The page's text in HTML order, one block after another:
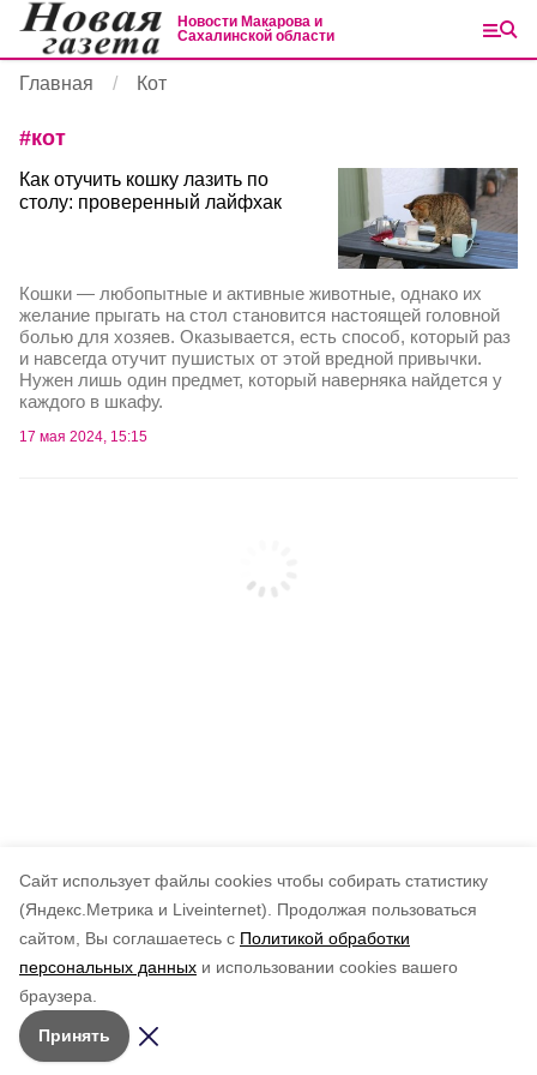
Cайт использует файлы cookies чтобы собирать статистику
(Яндекс.Метрика и Liveinternet).
Продолжая пользоваться
сайтом, Вы соглашаетесь с Политикой обработки
персональных данных и использовании cookies вашего
браузера.
Принять
Новости Макарова и
Сахалинской области
Главная Кот
#кот
Как отучить кошку лазить по
столу: проверенный лайфхак
Кошки — любопытные и активные животные, однако их
желание прыгать на стол становится настоящей головной
болью для хозяев. Оказывается, есть способ, который раз
и навсегда отучит пушистых от этой вредной привычки.
Нужен лишь один предмет, который наверняка найдется у
каждого в шкафу.
17 мая 2024, 15:15